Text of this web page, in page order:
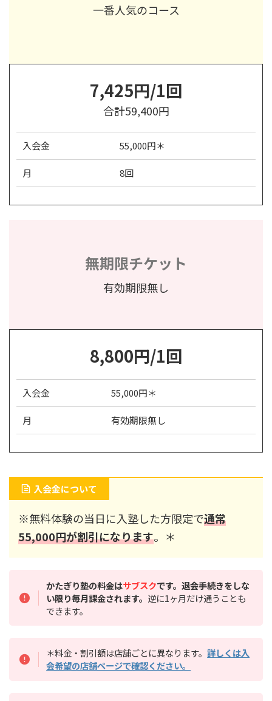
一番人気のコース
7,425円/1回
合計59,400円
入会金 55,000円＊
月 8回
無期限チケット
有効期限無し
8,800円/1回
入会金 55,000円＊
月 有効期限無し
入会金について
※無料体験の当日に入塾した方限定で通常
55,000円が割引になります。＊
かたぎり塾の料金はサブスクです。退会手続きをしな
い限り毎月課金されます。 逆に1ヶ月だけ通うことも
できます。
＊料金・割引額は店舗ごとに異なります。詳しくは入
会希望の店舗ページで確認ください。